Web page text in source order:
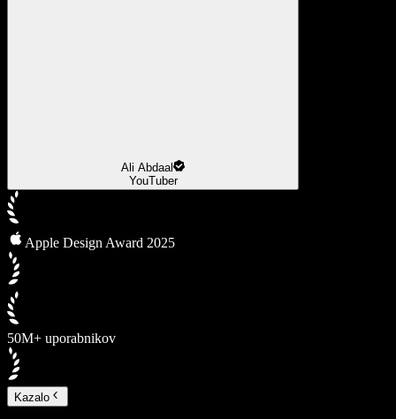
Ali Abdaal
YouTuber
Apple Design Award 2025
50M+ uporabnikov
Kazalo